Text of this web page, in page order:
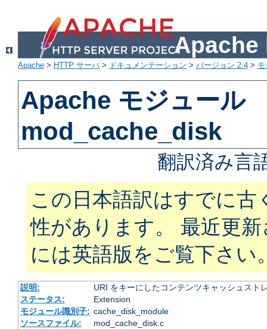
Apache
Apache > HTTP サーバ> ドキュメンテーション > バージョン 2.4 >
Apache モジュール
mod_cache_disk
翻訳済み言
この日本語訳はすでに古
性があります。 最近更
には英語版をご覧下さい
説明:
URI をキーにしたコンテンツキャッシュスト
ステータス:
Extension
モジュール識別子: cache_disk_module
ソースファイル:
mod_cache_disk.c